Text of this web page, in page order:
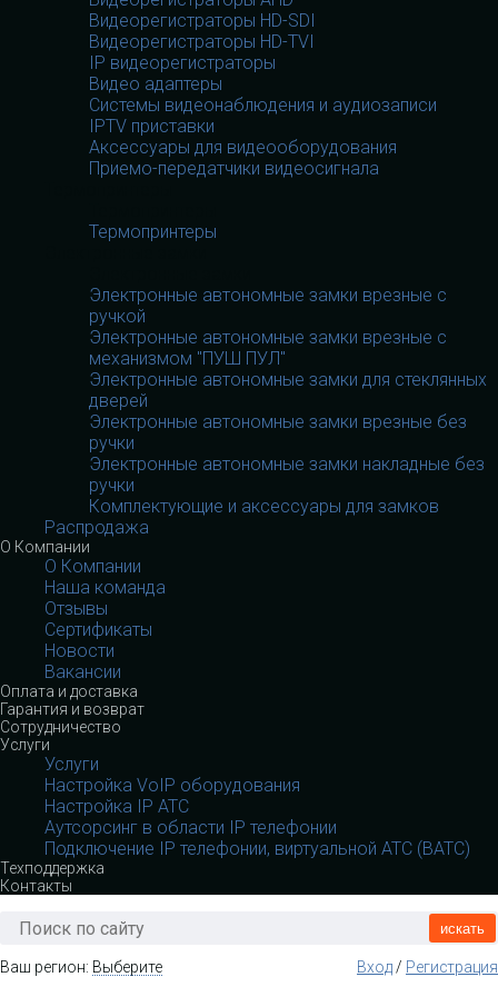
Видеорегистраторы HD-SDI
Видеорегистраторы HD-TVI
IP видеорегистраторы
Видео адаптеры
Системы видеонаблюдения и аудиозаписи
IPTV приставки
Аксессуары для видеооборудования
Приемо-передатчики видеосигнала
Термопринтеры
Электронные автономные замки врезные с
ручкой
Электронные автономные замки врезные с
механизмом "ПУШ ПУЛ"
Электронные автономные замки для стеклянных
дверей
Электронные автономные замки врезные без
ручки
Электронные автономные замки накладные без
ручки
Комплектующие и аксессуары для замков
Распродажа
О Компании
О Компании
Наша команда
Отзывы
Сертификаты
Новости
Вакансии
Оплата и доставка
Гарантия и возврат
Сотрудничество
Услуги
Услуги
Настройка VoIP оборудования
Настройка IP АТС
Аутсорсинг в области IP телефонии
Подключение IP телефонии, виртуальной АТС (ВАТС)
Техподдержка
Контакты
искать
Ваш регион: Выберите Вход/ Регистрация